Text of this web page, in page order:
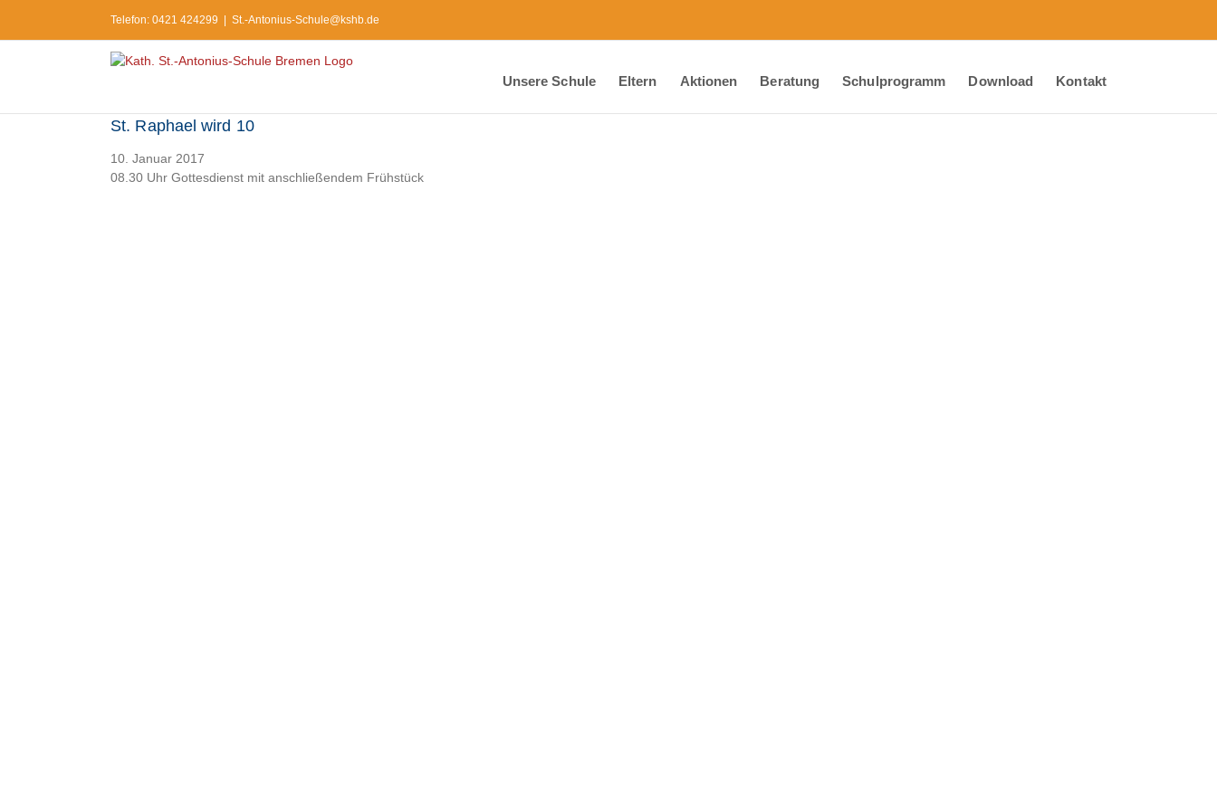
Telefon: 0421 424299 St.-Antonius-Schule@kshb.de
Unsere Schule Eltern Aktionen Beratung Schulprogramm Download Kontakt
St. Raphael wird 10
10. Januar 2017
08.30 Uhr Gottesdienst mit anschließendem Frühstück